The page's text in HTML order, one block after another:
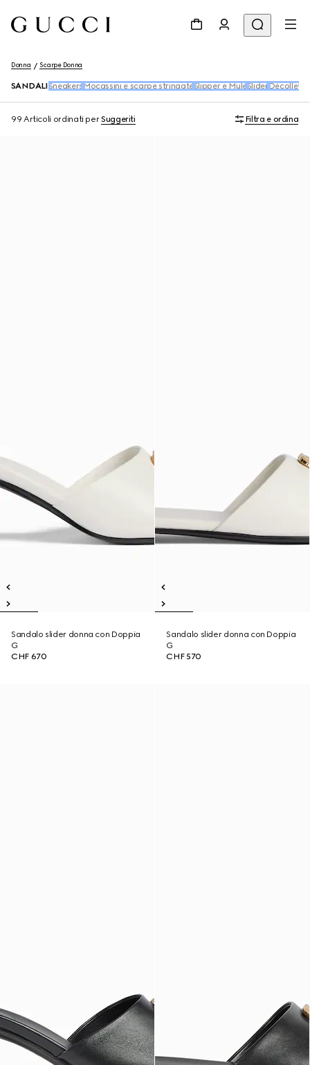
Donna Scarpe Donna
SANDALI Sneakers Mocassini e scarpe stringate Slipper e Mule Slider Décolleté
99 Articoli ordinati perSuggeriti Filtra e ordina
Sandalo slider donna con Doppia
G
CHF 670
Sandalo slider donna con Doppia
G
CHF 570